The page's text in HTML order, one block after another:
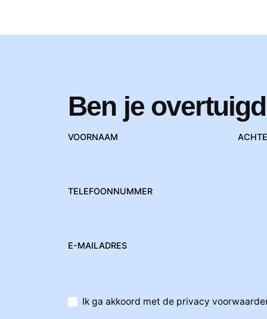
Ben je
VOORNAAM
TELEFOONNUMMER
E-MAILADRES
Ik ga akkoord met de privacy